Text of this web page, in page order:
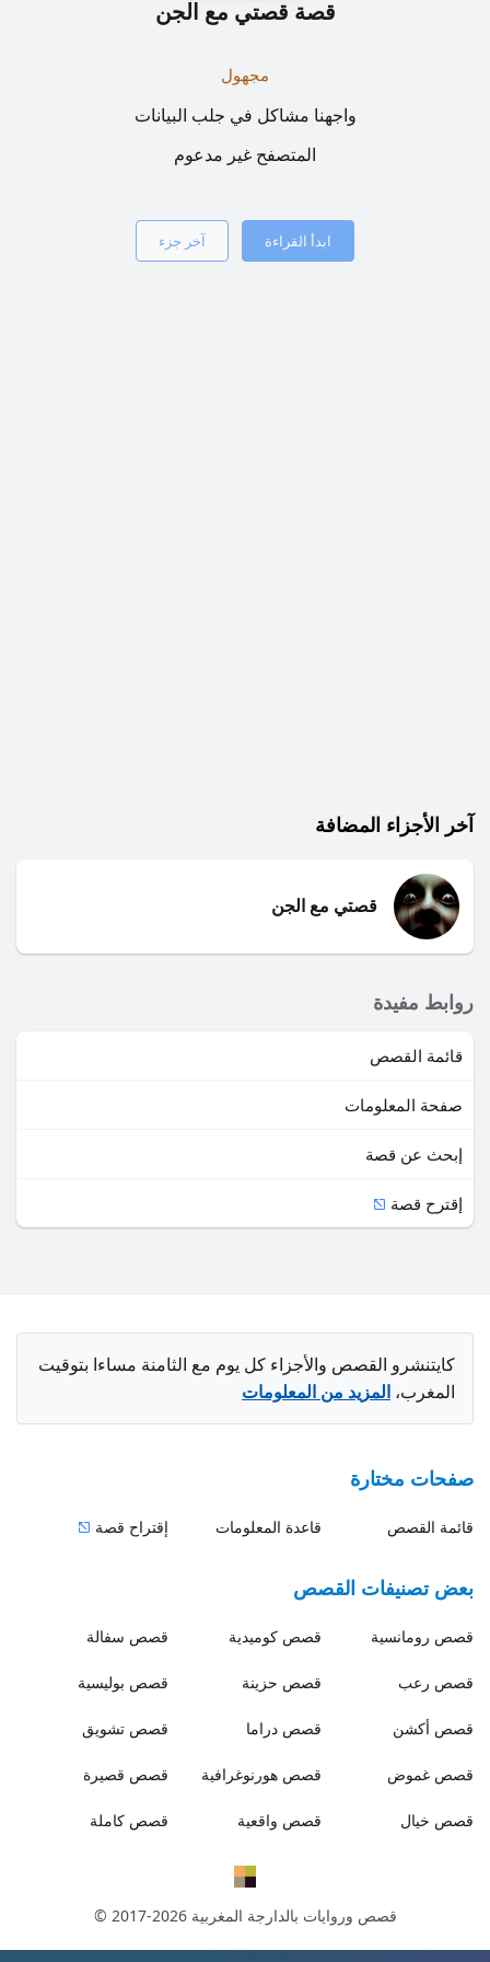
قصة قصتي مع الجن
مجهول
واجهنا مشاكل في جلب البيانات
المتصفح غير مدعوم
ابدأ القراءة آخر جزء
آخر الأجزاء المضافة
قصتي مع الجن
روابط مفيدة
قائمة القصص
صفحة المعلومات
إبحث عن قصة
إقترح قصة
كايتنشرو القصص والأجزاء كل يوم مع الثامنة مساءا بتوقيت
المغرب، المزيد من المعلومات
صفحات مختارة
قائمة القصص قاعدة المعلومات إقتراح قصة
بعض تصنيفات القصص
قصص رومانسية قصص كوميدية قصص سفالة
قصص رعب قصص حزينة قصص بوليسية
قصص أكشن قصص دراما قصص تشويق
قصص غموض قصص هورنوغرافية قصص قصيرة
قصص خيال قصص واقعية قصص كاملة
قصص وروايات بالدارجة المغربية© 2017-2026